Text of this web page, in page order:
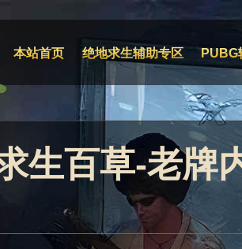
本站首页 绝地求生辅助专区 PUBG
生百草-老牌